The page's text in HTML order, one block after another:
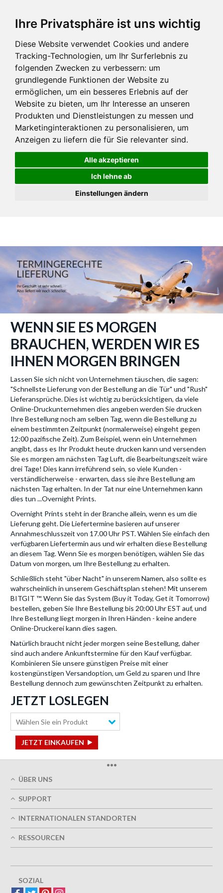
Ihre Privatsphäre ist uns wichtig
Diese Website verwendet Cookies und andere
Tracking-Technologien, um Ihr Surferlebnis zu
folgenden Zwecken zu verbessern: um
grundlegende Funktionen der Website zu
ermöglichen, um ein besseres Erlebnis auf der
Website zu bieten, um Ihr Interesse an unseren
Produkten und Dienstleistungen zu messen und
Marketinginteraktionen zu personalisieren, um
Anzeigen zu liefern die für Sie relevanter sind.
Alle akzeptieren
Ich lehne ab
Einstellungen ändern
WENN SIE ES MORGEN
BRAUCHEN, WERDEN WIR ES
IHNEN MORGEN BRINGEN
Lassen Sie sich nicht von Unternehmen täuschen, die sagen:
"Schnellste Lieferung von der Bestellung an die Tür" und "Rush"
Lieferansprüche. Dies ist wichtig zu berücksichtigen, da viele
Online-Druckunternehmen dies angeben werden Sie drucken
Ihre Bestellung noch am selben Tag, wenn die Bestellung zu
einem bestimmten Zeitpunkt (normalerweise) eingeht gegen
12:00 pazifische Zeit). Zum Beispiel, wenn ein Unternehmen
angibt, dass es Ihr Produkt heute drucken kann und versenden
Sie es morgen am nächsten Tag Luft, die Bearbeitungszeit wäre
drei Tage! Dies kann irreführend sein, so viele Kunden -
verständlicherweise - erwarten, dass sie ihre Bestellung am
nächsten Tag erhalten. In der Tat nur eine Unternehmen kann
dies tun ...Overnight Prints.
Overnight Prints steht in der Branche allein, wenn es um die
Lieferung geht. Die Liefertermine basieren auf unserer
Annahmeschlusszeit von 17.00 Uhr PST. Wählen Sie einfach den
verfügbaren Liefertermin aus und wir erhalten diese Bestellung
an diesem Tag. Wenn Sie es morgen benötigen, wählen Sie das
Datum von morgen, um Ihre Bestellung zu erhalten.
Schließlich steht "über Nacht" in unserem Namen, also sollte es
wahrscheinlich in unserem Geschäftsplan stehen! Mit unserem
BITGIT ™. Wenn Sie das System (Buy it Today, Get it Tomorrow)
bestellen, geben Sie Ihre Bestellung bis 20:00 Uhr EST auf, und
Ihre Bestellung liegt morgen in Ihren Händen - keine andere
Online-Druckerei kann dies sagen.
Natürlich braucht nicht jeder morgen seine Bestellung, daher
sind auch andere Ankunftstermine für den Kauf verfügbar.
Kombinieren Sie unsere günstigen Preise mit einer
kostengünstigen Versandoption, um Geld zu sparen und Ihre
Bestellung dennoch zum gewünschten Zeitpunkt zu erhalten.
JETZT LOSLEGEN
Wählen Sie ein Produkt
JETZT EINKAUFEN
•••
ÜBER UNS
Termingerechte Lieferung
Grün
Impressum
Nutzungsbedingungen
SUPPORT
FAQs
Kontaktieren Sie uns
INTERNATIONALEN STANDORTEN
Großbritannien
Belgien
Spanien
RESSOURCEN
SOZIAL